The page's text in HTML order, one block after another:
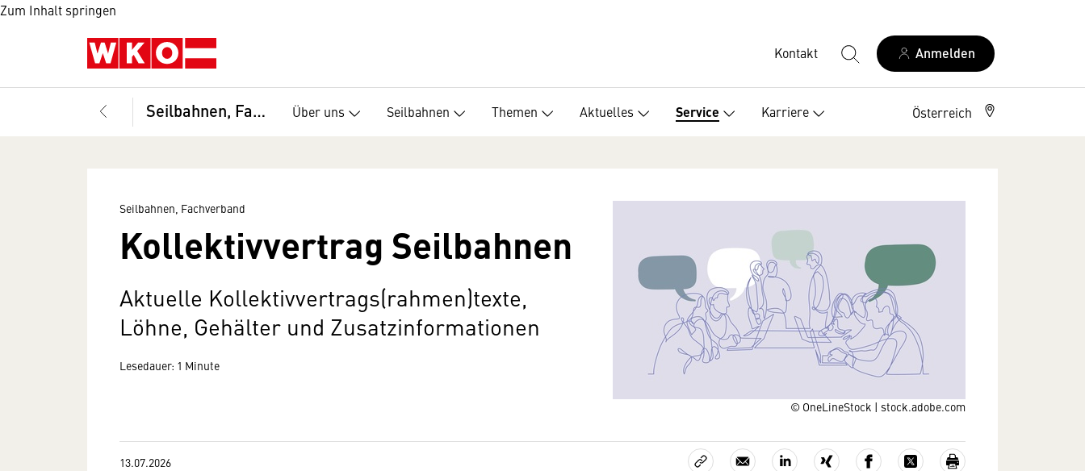
Zum Inhalt springen
Kontakt Anmelden
Seilbahnen, Fachverband Über uns Seilbahnen Themen Aktuelles Service Karriere Österreich
© OneLineStock | stock.adobe.com
Seilbahnen, Fachverband
Kollektivvertrag Seilbahnen
Aktuelle Kollektivvertrags(rahmen)texte,
Löhne, Gehälter und Zusatzinformationen
Lesedauer: 1 Minute
13.07.2026